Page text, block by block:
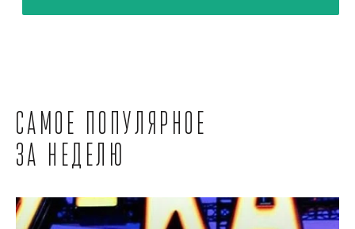
Самое популярное
за неделю